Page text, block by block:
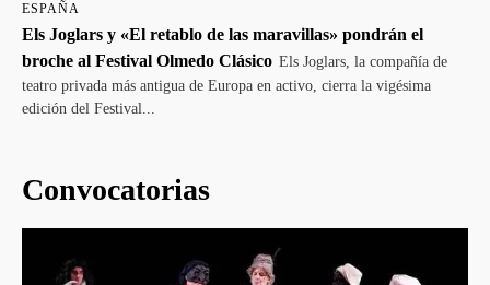
ESPAÑA
Els Joglars y «El retablo de las maravillas» pondrán el
broche al Festival Olmedo Clásico Els Joglars, la compañía de
teatro privada más antigua de Europa en activo, cierra la vigésima
edición del Festival...
Convocatorias